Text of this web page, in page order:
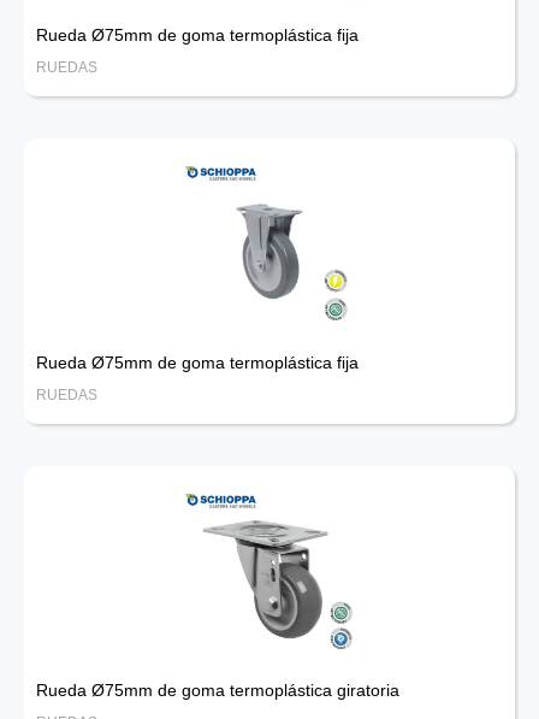
Rueda Ø75mm de goma termoplástica fija
RUEDAS
Rueda Ø75mm de goma termoplástica fija
RUEDAS
Rueda Ø75mm de goma termoplástica giratoria